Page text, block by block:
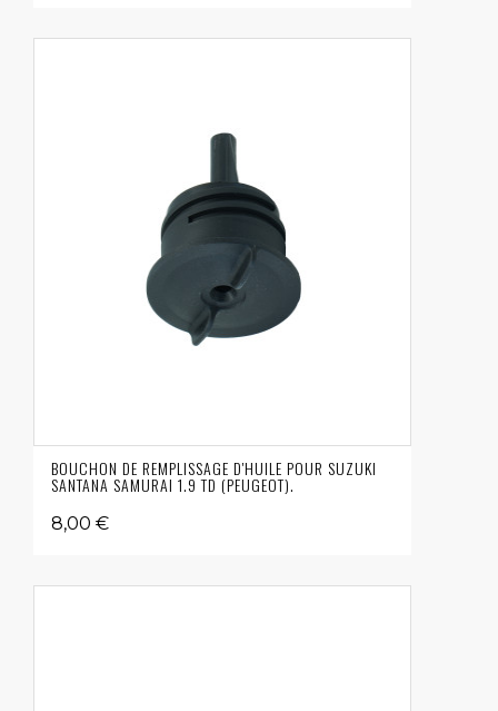
BOUCHON DE REMPLISSAGE D'HUILE POUR SUZUKI
SANTANA SAMURAI 1.9 TD (PEUGEOT).
8,00 €